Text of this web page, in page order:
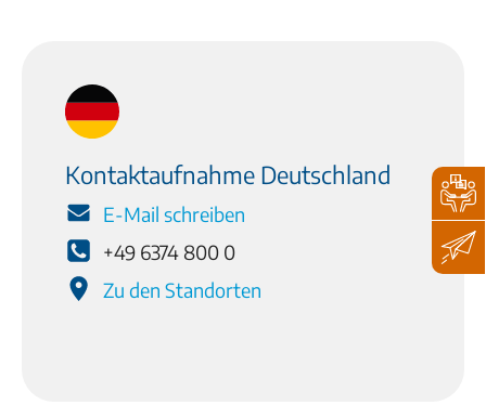
Kontaktaufnahme Deutschland
E-Mail schreiben
+49 6374 800 0
Zu den Standorten